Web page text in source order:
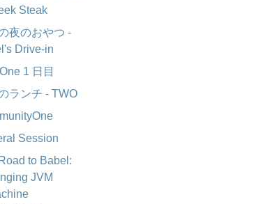
Steak
夜のおやつ -
Drive-in
1 日目
ランチ - TWO
Session
to Babel:
JVM